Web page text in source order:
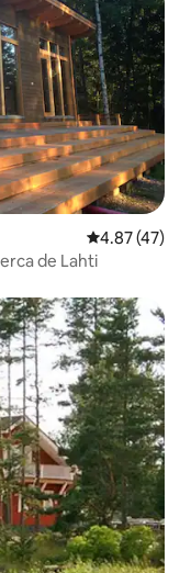
Calificación
4.87 (47)
de Lahti